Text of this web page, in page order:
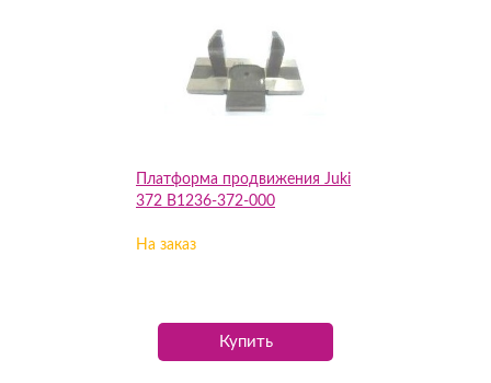
Платформа продвижения Juki
372 B1236-372-000
На заказ
Купить